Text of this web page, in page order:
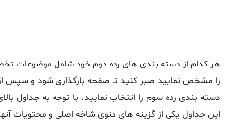
هر کدام از دسته بندی های رده دوم خود شامل موضوعات
را مشخص نمایید صبر کنید تا صفحه بارگذاری شود و سپس
دسته بندی رده سوم را انتخاب نمایید. با توجه به جداول
این جداول یکی از گزینه های منوی شاخه اصلی و محتویات